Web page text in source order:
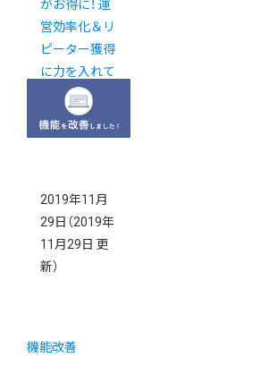
がお得に！ 運
営効率化＆リ
ピーター獲得
に力を入れて
みませんか？
2019年11月
29日 （2019年
11月29日 更
新）
機能改善